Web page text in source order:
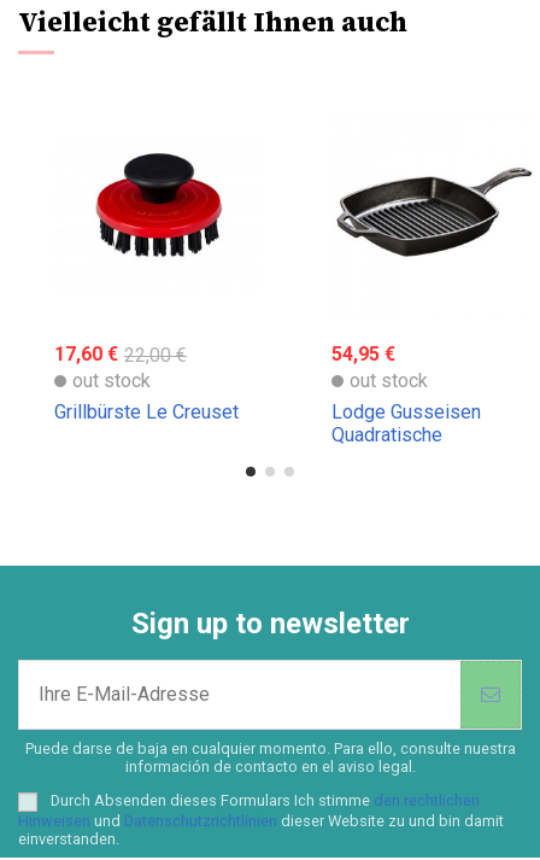
Vielleicht gefällt Ihnen auch
17,60 € 22,00 €
out stock
Grillbürste Le Creuset
54,95 €
out stock
Lodge Gusseisen
Quadratische
Sign up to newsletter
Puede darse de baja en cualquier momento. Para ello, consulte nuestra
información de contacto en el aviso legal.
Durch Absenden dieses Formulars Ich stimme den rechtlichen
Hinweisen und Datenschutzrichtlinien dieser Website zu und bin damit
einverstanden.